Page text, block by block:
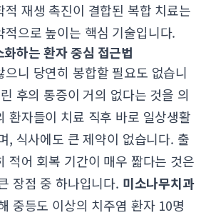
적 재생 촉진이 결합된 복합 치료는
적으로 높이는 핵심 기술입니다.
하는 환자 중심 접근법
으니 당연히 봉합할 필요도 없습니
후의 통증이 거의 없다는 것을 의
환자들이 치료 직후 바로 일상생활
, 식사에도 큰 제약이 없습니다. 출
적어 회복 기간이 매우 짧다는 것은
장점 중 하나입니다. 미소나무치과
중등도 이상의 치주염 환자 10명